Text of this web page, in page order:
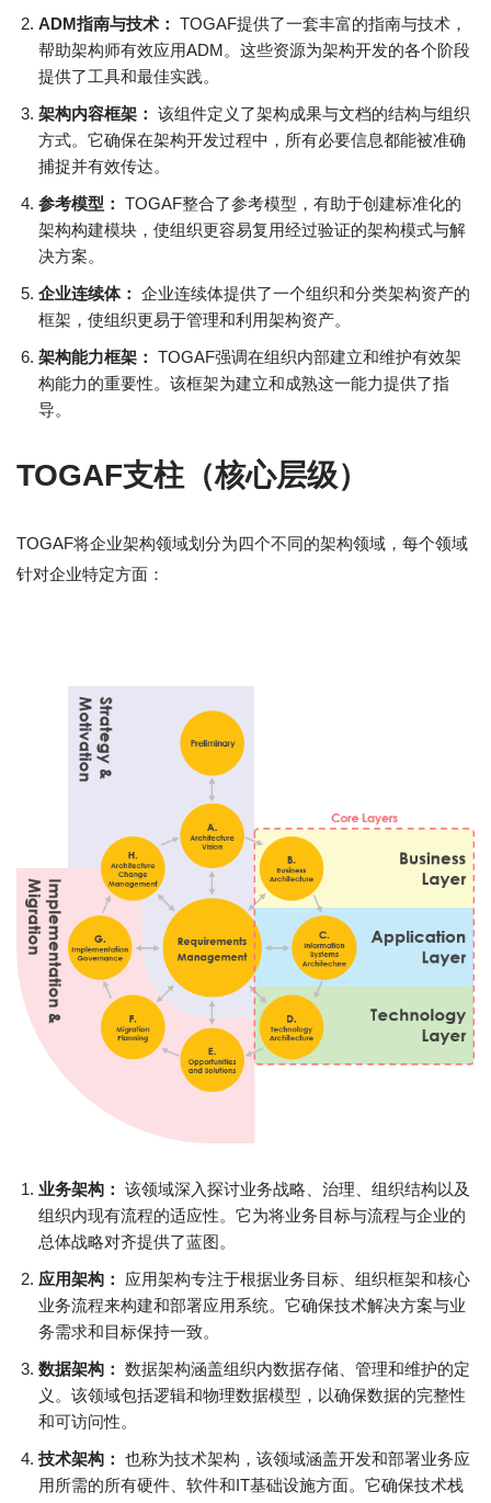
ADM指南与技术： TOGAF提供了一套丰富的指南与技术，
帮助架构师有效应用ADM。这些资源为架构开发的各个阶段
提供了工具和最佳实践。
架构内容框架： 该组件定义了架构成果与文档的结构与组织
方式。它确保在架构开发过程中，所有必要信息都能被准确
捕捉并有效传达。
参考模型： TOGAF整合了参考模型，有助于创建标准化的
架构构建模块，使组织更容易复用经过验证的架构模式与解
决方案。
企业连续体： 企业连续体提供了一个组织和分类架构资产的
框架，使组织更易于管理和利用架构资产。
架构能力框架： TOGAF强调在组织内部建立和维护有效架
构能力的重要性。该框架为建立和成熟这一能力提供了指
导。
TOGAF支柱（核心层级）
TOGAF将企业架构领域划分为四个不同的架构领域，每个领域
针对企业特定方面：
业务架构： 该领域深入探讨业务战略、治理、组织结构以及
组织内现有流程的适应性。它为将业务目标与流程与企业的
总体战略对齐提供了蓝图。
应用架构：
应用架构专注于根据业务目标、组织框架和核心
业务流程来构建和部署应用系统。它确保技术解决方案与业
务需求和目标保持一致。
数据架构： 数据架构涵盖组织内数据存储、管理和维护的定
义。该领域包括逻辑和物理数据模型，以确保数据的完整性
和可访问性。
技术架构： 也称为技术架构，该领域涵盖开发和部署业务应
用所需的所有硬件、软件和IT基础设施方面。它确保技术栈